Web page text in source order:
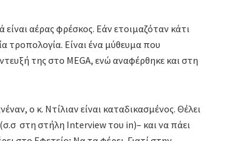
αέρας φρέσκος. Εάν ετοιμαζόταν κάτι
τροπολογία. Είναι ένα μύθευμα που
της στο MEGA, ενώ αναφέρθηκε και στη
ο κ. Ντίλιαν είναι καταδικασμένος. Θέλει
στη στήλη Interview του in)– και να πάει